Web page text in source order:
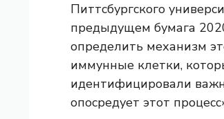
Питтсбургского
предыдущем бумага
определить механизм
иммунные клетки,
идентифицировали
опосредует этот